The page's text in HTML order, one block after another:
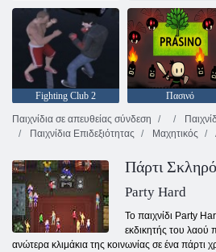
Fighting Club 2 Πασινό
Παιχνίδια σε απευθείας σύνδεση
Παιχνίδια Επιδεξιότητας
Μαχητικός
Πάρτι Σκληρό
Party Hard
Το παιχνίδι Party
εκδικητής του λαού
ανώτερα κλιμάκια της κοινωνίας σε ένα πάρτι